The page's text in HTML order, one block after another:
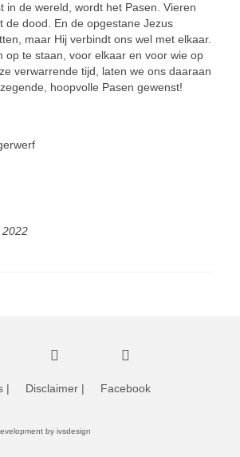
in de wereld, wordt het Pasen. Vieren
de dood. En de opgesta­ne Jezus
maar Hij verbindt ons wel met el­kaar.
op te staan, voor elkaar en voor wie op
verwarrende tijd, laten we ons daaraan
hoopvolle Pasen gewenst!
2022
| Disclaimer| Facebook
by ivsdesign